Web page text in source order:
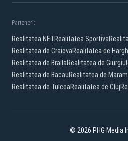
Parteneri:
Realitatea.NETRealitatea Sportiva
Realitatea de CraiovaRealitatea de
Realitatea de BrailaRealitatea de Giurgiu
Realitatea de BacauRealitatea de
Realitatea de TulceaRealitatea de Cluj
© 2026 PHG Media